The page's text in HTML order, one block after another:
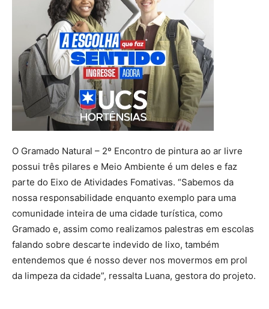
O Gramado Natural – 2º Encontro de pintura ao ar livre
possui três pilares e Meio Ambiente é um deles e faz
parte do Eixo de Atividades Fomativas. “Sabemos da
nossa responsabilidade enquanto exemplo para uma
comunidade inteira de uma cidade turística, como
Gramado e, assim como realizamos palestras em escolas
falando sobre descarte indevido de lixo, também
entendemos que é nosso dever nos movermos em prol
da limpeza da cidade”, ressalta Luana, gestora do projeto.